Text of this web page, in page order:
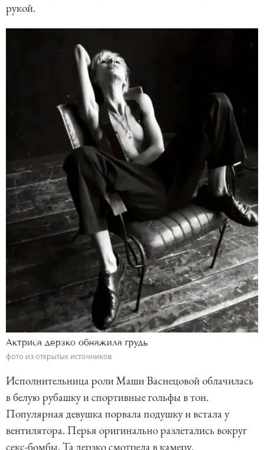
рукой.
Актриса дерзко обнажила грудь
фото из открытых источников
Исполнительница роли Маши Васнецовой облачилась
в белую рубашку и спортивные гольфы в тон.
Популярная девушка порвала подушку и встала у
вентилятора. Перья оригинально разлетались вокруг
секс-бомбы. Та дерзко смотрела в камеру.